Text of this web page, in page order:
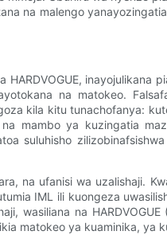
na malengo
inayojulikana
na matokeo.
kila kitu tunachofanya:
mambo ya kuzingatia
suluhisho
na ufanisi wa uzalishaji.
IML ili kuongeza
wasiliana na
matokeo ya kuaminika, ya